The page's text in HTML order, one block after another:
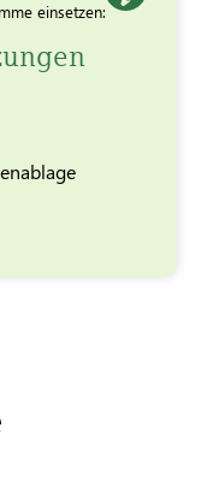
einsetzen: